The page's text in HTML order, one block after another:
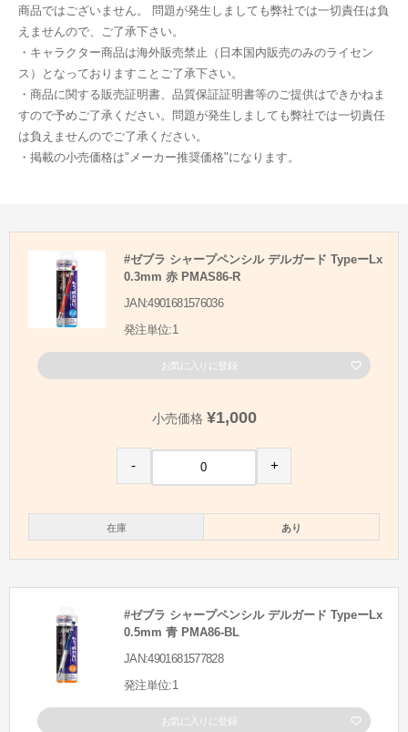
商品ではございません。 問題が発生しましても弊社では一切責任は負
えませんので、ご了承下さい。
・キャラクター商品は海外販売禁止（日本国内販売のみのライセン
ス）となっておりますことご了承下さい。
・商品に関する販売証明書、品質保証証明書等のご提供はできかねま
すので予めご了承ください。問題が発生しましても弊社では一切責任
は負えませんのでご了承ください。
・掲載の小売価格は"メーカー推奨価格"になります。
#ゼブラ シャープペンシル デルガード TypeーLx
0.3mm 赤 PMAS86-R
JAN:4901681576036
発注単位:1
お気に入りに登録
小売価格 ¥1,000
- +
在庫 あり
#ゼブラ シャープペンシル デルガード TypeーLx
0.5mm 青 PMA86-BL
JAN:4901681577828
発注単位:1
お気に入りに登録